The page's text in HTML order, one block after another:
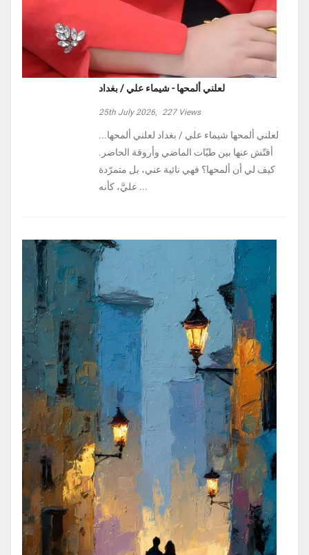
لعلني ألمحها - شيماء علي / بغداد
25th July 2026, 227Views
لعلني ألمحها شيماء علي / بغداد لعلني ألمحها...
أفتّش عنها بين طيّات الماضي وأروقة الحاضر.
كيف لي أن ألمحها؟ فهي نائية عني، بل متمرّدة
عليَّ، كأنه ...